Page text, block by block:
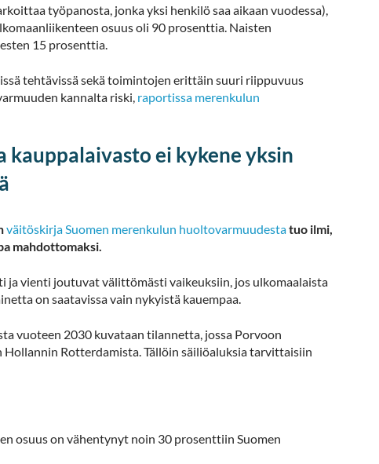
työpanosta, jonka yksi henkilö saa aikaan vuodessa),
osuus oli 90 prosenttia. Naisten
15 prosenttia.
tehtävissä sekä toimintojen erittäin suuri riippuvuus
kannalta riski, raportissa merenkulun
ei kykene yksin
väitöskirja Suomen merenkulun huoltovarmuudestatuo ilmi,
mahdottomaksi.
ja vienti joutuvat välittömästi vaikeuksiin, jos ulkomaalaista
on saatavissa vain nykyistä kauempaa.
vuoteen 2030 kuvataan tilannetta, jossa Porvoon
Rotterdamista. Tällöin säiliöaluksia tarvittaisiin
osuus on vähentynyt noin 30 prosenttiin Suomen